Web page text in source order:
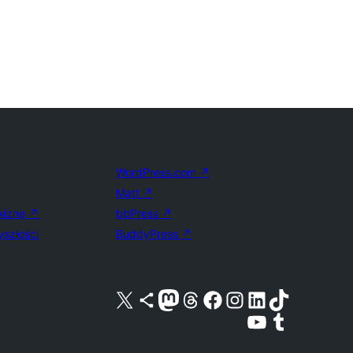
↗
WordPress.com ↗
Matt ↗
bbPress ↗
BuddyPress ↗
Odwiedź nasze konto X (dawniej Twitter)
Odwiedź nasze konto Bluesky
Odwiedź nasze konto na Mastodoncie
Odwiedź naszego Threadsa
Odwiedź naszego Facebooka
Odwiedź nasze konto na Instagramie
Odwiedź nasze konto na LinkedIn
Odwiedź naszego TikToka
Odwiedź nasz kanał YouTube
Odwiedź naszego Tumblra